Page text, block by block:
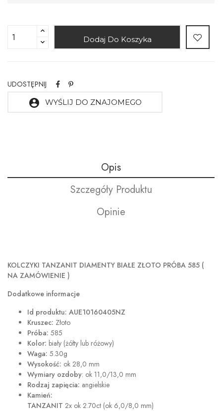
Dodaj Do Koszyka
UDOSTĘPNIJ
account_circle WYŚLIJ DO ZNAJOMEGO
Opis
Szczegóły Produktu
Opinie
KOLCZYKI TANZANIT DIAMENTY BIAŁE ZŁOTO PRÓBA 585 (
NA ZAMÓWIENIE )
Dodatkowe informacje
Id produktu: AUE10160405NZ
Kruszec: Złoto
Próba: 585
Kolor: biały (żółty lub różowy)
Waga: 5.30g
Wysokość: ok 28,0 mm
Wymiary ozdoby: ok 11,0/13,0 mm
Rodzaj zapięcia: angielskie
Kamień:
TANZANIT 2x ok 2.70ct (ok 6,0/8,0 mm)